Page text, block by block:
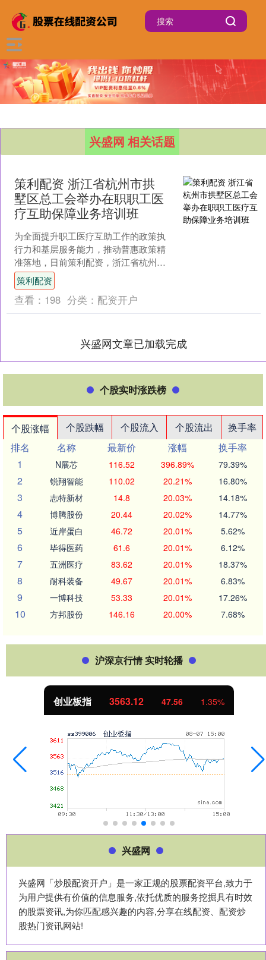
兴盛网 相关话题
策利配资 浙江省杭州市拱
墅区总工会举办在职职工医
疗互助保障业务培训班
为全面提升职工医疗互助工作的政策执
行力和基层服务能力，推动普惠政策精
准落地，日前策利配资，浙江省杭州市
拱墅区总工会组织举办在职职工医疗互
助保障业务培训班。各街道....
策利配资
查看： 198 分类： 配资开户
兴盛网文章已加载完成
个股实时涨跌榜
个股涨幅 个股跌幅 个股流入 个股流出
换手率
排名
名称 最新价 涨幅
换手率
1
N展芯 116.52 396.89% 79.39%
2 锐翔智能 110.02 20.21% 16.80%
3 志特新材 14.8 20.03% 14.18%
4 博腾股份 20.44 20.02% 14.77%
5 近岸蛋白 46.72 20.01% 5.62%
6 毕得医药 61.6 20.01% 6.12%
7 五洲医疗 83.62 20.01% 18.37%
8 耐科装备 49.67 20.01% 6.83%
9 一博科技 53.33 20.01% 17.26%
10 方邦股份 146.16 20.00% 7.68%
沪深京行情 实时轮播
创业板指 3563.12 47.56 1.35%
兴盛网
兴盛网「炒股配资开户」是一家正规的股票配资平台,致力于
为用户提供有价值的信息服务,依托优质的服务挖掘具有时效
的股票资讯,为你匹配感兴趣的内容,分享在线配资、配资炒
股热门资讯网站!